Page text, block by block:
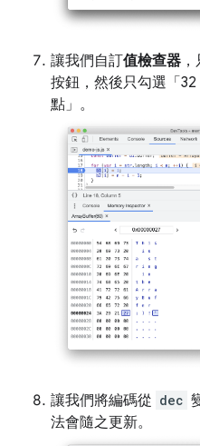
讓我們自訂值檢查器
按鈕，然後只勾選「32
點」 。
讓我們將編碼從 dec
法會隨之更新。